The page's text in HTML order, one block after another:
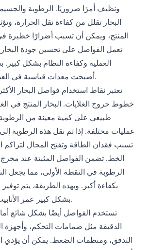
ونظيف أمرًا ضروريًا. الرطوبة
البخار تقلل من كفاءة نقل الحرارة،
المنتج، ويمكن أن تسبب أضرارًا خطيرة
تعمل الفواصل على تحسين جودة
العملية وكفاءة النظام بشكل كبير.
أصبحت معدات قياسية في العديد من الصناعات.
تعتبر نقاط استخدام فواصل البخار
خطوط خروج الغلايات. البخار المنتج في
طبيعي على كمية معينة من
عمليات مختلفة. إذا تم نقل هذه الرطوبة إلى
تسبب فقدان الطاقة وتفتح المجال
الخط. تضمن الفواصل المثبتة عند
الرطوبة في النقطة الأولى، مما يجعل
بكفاءة أكبر. وبهذه الطريقة، يتم توفير
بشكل كبير عمر الأنابيب ومتانة المعدات.
تستخدم الفواصل أيضًا بشكل شائع
الدقيقة مثل صمامات التحكم، وأجهزة
التدفق، ومنظمات الضغط. يمكن أن يؤدي